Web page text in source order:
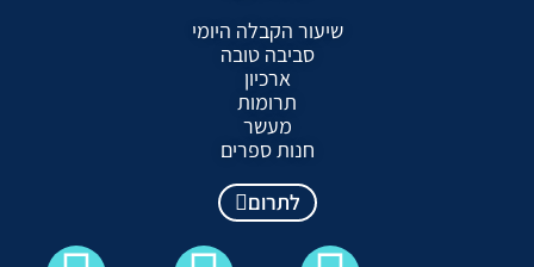
שיעור הקבלה היומי
סביבה טובה
ארכיון
תרומות
מעשר
חנות ספרים
לתרום